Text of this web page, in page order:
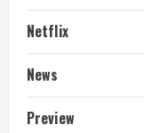
Netflix
News
Preview